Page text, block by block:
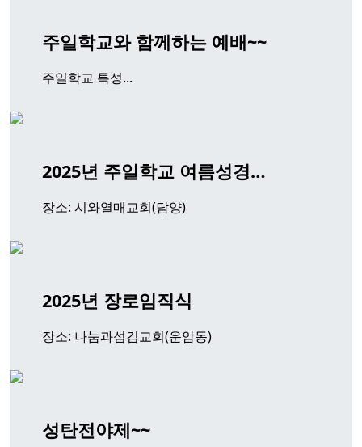
주일학교와 함께하는 예배~~
주일학교 특성...
2025년 주일학교 여름성경…
장소: 시와열매교회(담양)
2025년 장로임직식
장소: 나눔과섬김교회(운암동)
성탄전야제~~